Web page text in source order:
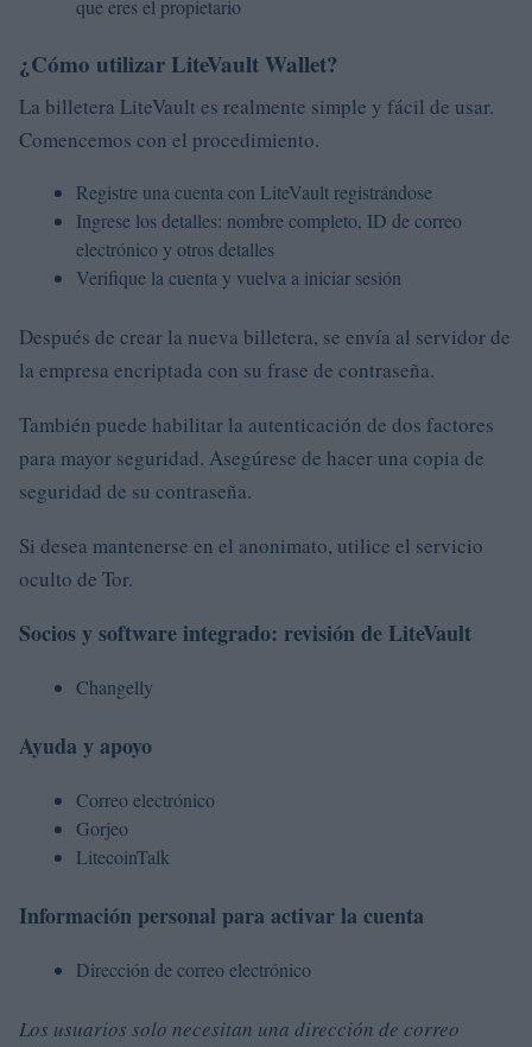
que eres el propietario
¿Cómo utilizar LiteVault Wallet?
La billetera LiteVault es realmente simple y fácil de usar.
Comencemos con el procedimiento.
Registre una cuenta con LiteVault registrándose
Ingrese los detalles: nombre completo, ID de correo
electrónico y otros detalles
Verifique la cuenta y vuelva a iniciar sesión
Después de crear la nueva billetera, se envía al servidor de
la empresa encriptada con su frase de contraseña.
También puede habilitar la autenticación de dos factores
para mayor seguridad. Asegúrese de hacer una copia de
seguridad de su contraseña.
Si desea mantenerse en el anonimato, utilice el servicio
oculto de Tor.
Socios y software integrado: revisión de LiteVault
Changelly
Ayuda y apoyo
Correo electrónico
Gorjeo
LitecoinTalk
Información personal para activar la cuenta
Dirección de correo electrónico
Los usuarios solo necesitan una dirección de correo